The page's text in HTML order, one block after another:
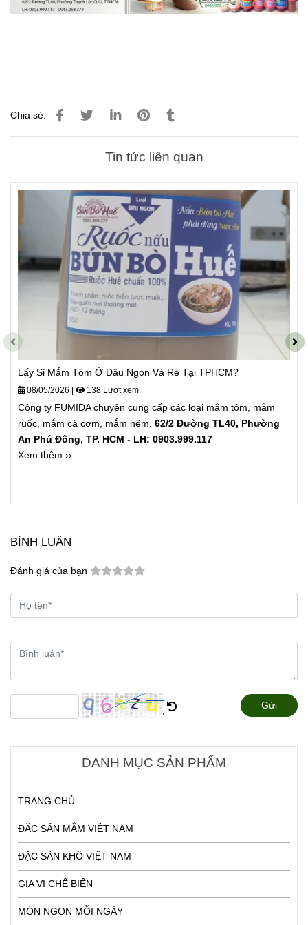
Chia sẻ:
Tin tức liên quan
Lấy Sỉ Mắm Tôm Ở Đâu Ngon Và Rẻ Tại TPHCM?
08/05/2026 138 Lượt xem
Công ty FUMIDA chuyên cung cấp các loại mắm tôm, mắm
ruốc, mắm cá cơm, mắm nêm. 62/2 Đường TL40, Phường
An Phú Đông, TP. HCM - LH: 0903.999.117
Xem thêm ››
BÌNH LUẬN
Đánh giá của bạn
Gửi
DANH MỤC SẢN PHẨM
TRANG CHỦ
ĐẶC SẢN MẮM VIỆT NAM
ĐẶC SẢN KHÔ VIỆT NAM
GIA VỊ CHẾ BIẾN
MÓN NGON MỖI NGÀY